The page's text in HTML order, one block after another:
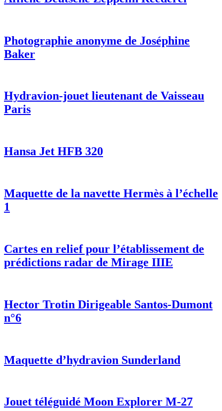
Photographie anonyme de Joséphine
Baker
Hydravion-jouet lieutenant de Vaisseau
Paris
Hansa Jet HFB 320
Maquette de la navette Hermès à l’échelle
1
Cartes en relief pour l’établissement de
prédictions radar de Mirage IIIE
Hector Trotin Dirigeable Santos-Dumont
n°6
Maquette d’hydravion Sunderland
Jouet téléguidé Moon Explorer M-27